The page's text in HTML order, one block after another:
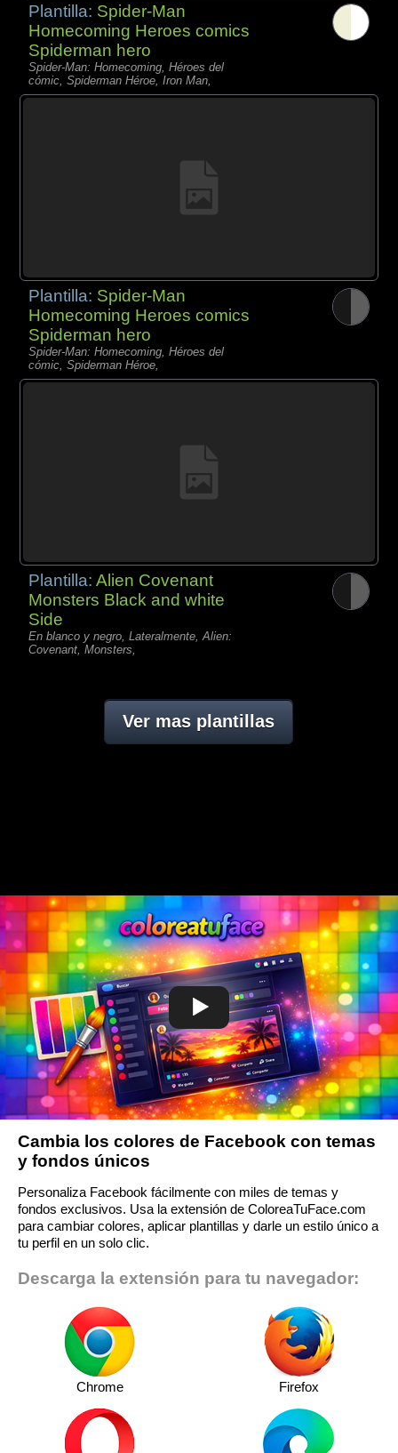
Plantilla: Spider-Man
Homecoming Heroes comics
Spiderman hero
Spider-Man: Homecoming, Héroes del
cómic, Spiderman Héroe, Iron Man,
Plantilla: Spider-Man
Homecoming Heroes comics
Spiderman hero
Spider-Man: Homecoming, Héroes del
cómic, Spiderman Héroe,
Plantilla:Alien Covenant
Monsters Black and white
Side
En blanco y negro, Lateralmente, Alien:
Covenant, Monsters,
Ver mas plantillas
Cambia los colores de Facebook con temas
y fondos únicos
Personaliza Facebook fácilmente con miles de temas y
fondos exclusivos. Usa la extensión de ColoreaTuFace.com
para cambiar colores, aplicar plantillas y darle un estilo único a
tu perfil en un solo clic.
Descarga la extensión para tu navegador:
Chrome Firefox